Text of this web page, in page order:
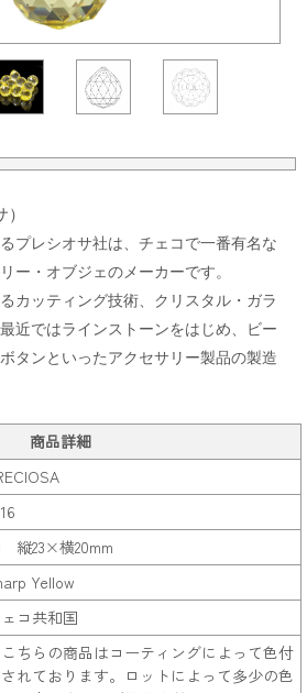
プレシオサ社は、チェコで一番有名な
ー・オブジェのメーカーです。
カッティング技術、クリスタル・ガラ
近ではラインストーンをはじめ、ビー
タンといったアクセサリー製品の製造
商品詳細
縦23×横20mm
Yellow
コ共和国
こちらの商品はコーティングによって色付
れております。ロットによって多少の色